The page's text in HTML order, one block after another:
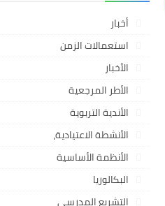
أخبار
استعمالات الزمن
الأخبار
الأطر المرجعية
الأندية التربوية
الأنشطة الاعتيادية،
الأنظمة الأساسية
البكالوريا
التشريع المدرسي